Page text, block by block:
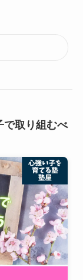
で取り組むべ